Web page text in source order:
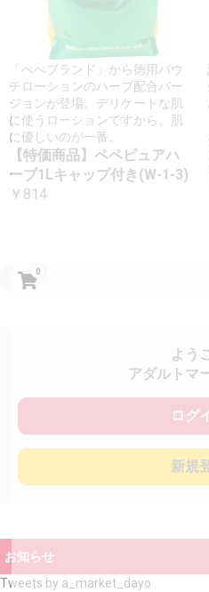
0
よう
アダルトマ
ログ
新規
お知らせ
Tweets by a_market_dayo
「ぺぺブランド」から徳用パウ
チローションのハーブ配合バー
ジョンが登場。デリケートな肌
に使うローションですから、肌
に優しいのが一番。
【特価商品】ペペピュアハ
ーブ1Lキャップ付き(W-1-3)
￥814